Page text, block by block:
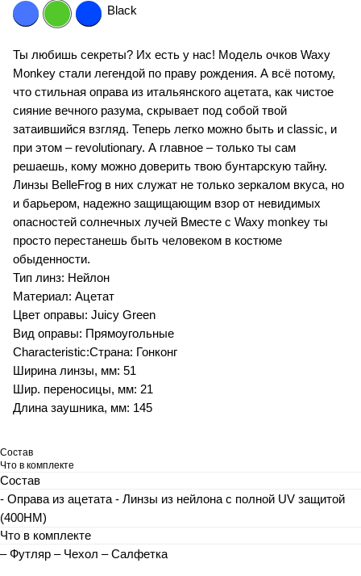
Black
Ты любишь секреты? Их есть у нас! Модель очков Waxy
Monkey стали легендой по праву рождения. А всё потому,
что стильная оправа из итальянского ацетата, как чистое
сияние вечного разума, скрывает под собой твой
затаившийся взгляд. Теперь легко можно быть и classic, и
при этом – revolutionary. А главное – только ты сам
решаешь, кому можно доверить твою бунтарскую тайну.
Линзы BelleFrog в них служат не только зеркалом вкуса, но
и барьером, надежно защищающим взор от невидимых
опасностей солнечных лучей Вместе с Waxy monkey ты
просто перестанешь быть человеком в костюме
обыденности.
Тип линз: Нейлон
Материал: Ацетат
Цвет оправы: Juicy Green
Вид оправы: Прямоугольные
Characteristic:Страна: Гонконг
Ширина линзы, мм: 51
Шир. переносицы, мм: 21
Длина заушника, мм: 145
Состав
Что в комплекте
Состав
- Оправа из ацетата - Линзы из нейлона с полной UV защитой
(400HM)
Что в комплекте
– Футляр – Чехол – Салфетка